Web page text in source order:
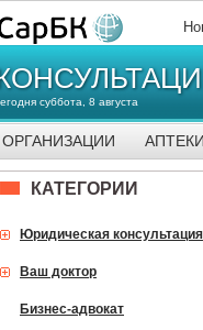
суббота, 8 августа
ОРГАНИЗАЦИИ
КАТЕГОРИИ
Юридическая консультация
Ваш доктор
Бизнес-адвокат